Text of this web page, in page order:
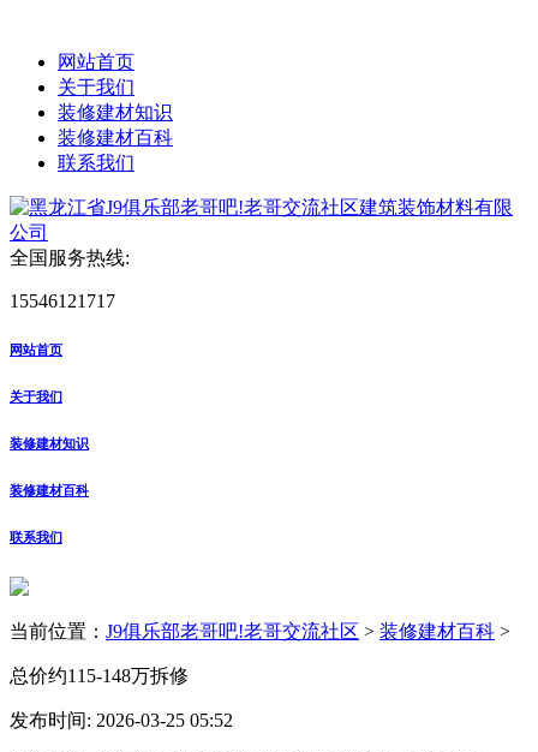
网站首页
关于我们
装修建材知识
装修建材百科
联系我们
全国服务热线:
15546121717
网站首页
关于我们
装修建材知识
装修建材百科
联系我们
当前位置： J9俱乐部老哥吧!老哥交流社区 > 装修建材百科 >
总价约115-148万拆修
发布时间: 2026-03-25 05:52